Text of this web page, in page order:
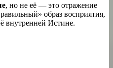
, но не её — это отражение
образ восприятия,
внутренней Истине.